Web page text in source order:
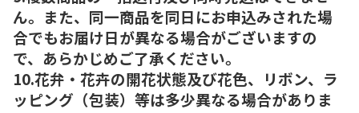
ん。また、同一商品を同日にお申込みされた場
合でもお届け日が異なる場合がございますの
で、あらかじめご了承ください。
10.花弁・花卉の開花状態及び花色、リボン、ラ
ッピング（包装）等は多少異なる場合がありま